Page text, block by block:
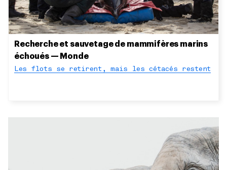
Recherche et sauvetage de mammifères marins
échoués — Monde
Les flots se retirent, mais les cétacés restent